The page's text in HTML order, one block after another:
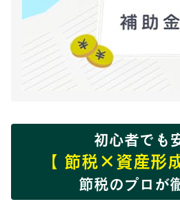
初心者でも
【 節税×資産形
節税のプロが